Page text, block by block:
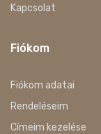
Kapcsolat
Fiókom
Fiókom adatai
Rendeléseim
Címeim kezelése